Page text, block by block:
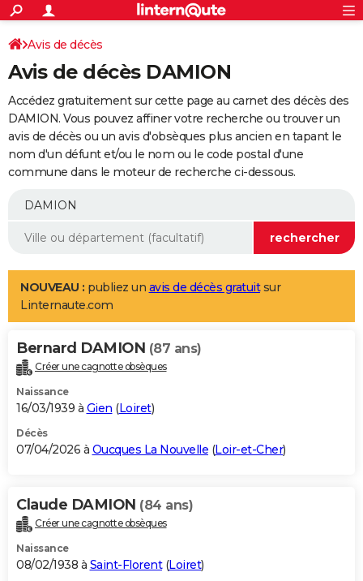
ACTUALITÉS
Politique
Société
Faits Divers
Education
Monde
Villes
+
SPORT
Coupe du monde 2026
Football
Tennis
Cyclisme
Rugby
Forum
Programme TV
TNT
Streaming
Cinéma
Sorties cinéma
Musique
+
FINANCE
Retraite
Epargne
Immobilier
Risques naturels par ville
Banque
Assurance
AUTO
Essais
Réserver un essai
Citadines
Berlines
SUV
Forum auto
+
Mobiles
Meilleur smartphone
Internet
Ordinateurs
Jeux vidéo
Guide high-tech
Aménagement intérieur
LIFESTYLE
Art de vivre
Bien-être
Loisirs
Mode
Modes de vie
Alimentation
Guide de la santé
Maladies
Médicaments
Sommeil
VOYAGE
Destinations
City break
Voyage nature
Voyage de noces
Forum
Climat
+PHOTO
GUIDES D'ACHAT
BONS PLANS
Carte de Noël
Carte Bonne année
Carte Saint-Valentin
Carte Pâques
Carte d'anniversaire
DICTIONNAIRE
Dictionnaire
Biographies
Citations
Expressions
Proverbes
PROGRAMME TV
Avis de décès
Avis de décès DAMION
Accédez gratuitement sur cette page au carnet des décès des
DAMION. Vous pouvez affiner votre recherche ou trouver un
avis de décès ou un avis d'obsèques plus ancien en tapant le
nom d'un défunt et/ou le nom ou le code postal d'une
commune dans le moteur de recherche ci-dessous.
NOUVEAU : publiez un avis de décès gratuitsur
Linternaute.com
Bernard DAMION (87 ans)
Créer une cagnotte obsèques
Naissance
16/03/1939 à Gien (Loiret)
Décès
07/04/2026 à Oucques La Nouvelle (Loir-et-Cher)
Claude DAMION (84 ans)
Créer une cagnotte obsèques
Naissance
08/02/1938 à Saint-Florent(Loiret)